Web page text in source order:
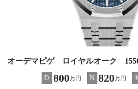
オーデマピゲ ロイヤルオーク
D 800万円 N 820万円